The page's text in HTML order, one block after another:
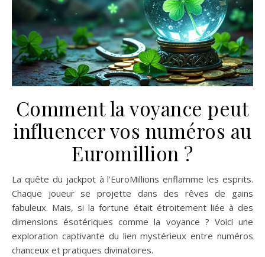
Comment la voyance peut
influencer vos numéros au
Euromillion ?
La quête du jackpot à l’EuroMillions enflamme les esprits.
Chaque joueur se projette dans des rêves de gains
fabuleux. Mais, si la fortune était étroitement liée à des
dimensions ésotériques comme la voyance ? Voici une
exploration captivante du lien mystérieux entre numéros
chanceux et pratiques divinatoires.